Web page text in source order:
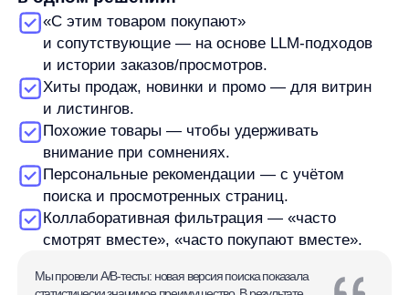
Конверсия в заказ из сессий с поиском —
0,37%. Без поиска — 0,08%. Это уже текущие
значения после четырёх месяцев.
До внедрения AnyQuery оба показателя были
примерно на 40% ниже — рост подтвердили
A/B‑тестами.
Доля заказов, оформленных после
взаимодействия с поиском, достигла 54% —
больше половины всей выручки идёт через
«умный» путь поиска.
За четыре месяца совокупное число заказов
выросло примерно на 30% — это отражается
на всей юнит‑экономике, а не только на кликах
в поисковой строке.
Удобство сильнее всего сказалось
на мобильных: при 60% доле мобильного